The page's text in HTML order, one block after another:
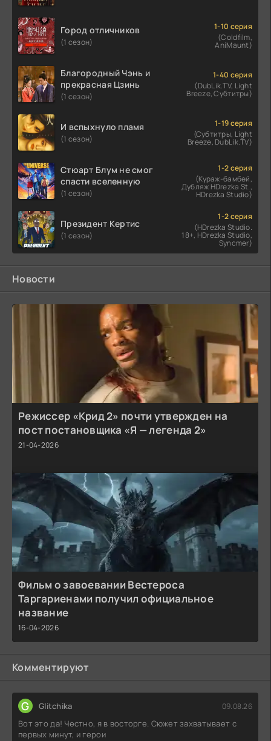
Город отличников
(1 сезон)
1-10 серия
(Coldfilm,
AniMaunt)
Благородный Чэнь и
прекрасная Цзинь
(1 сезон)
1-40 серия
(DubLik.TV, Light
Breeze, Субтитры)
И вспыхнуло пламя
(1 сезон)
1-19 серия
(Субтитры, Light
Breeze, DubLik.TV)
Стюарт Блум не смог
спасти вселенную
(1 сезон)
1-2 серия
(Кураж-бамбей,
Дубляж HDrezka St.,
HDrezka Studio)
Президент Кертис
(1 сезон)
1-2 серия
(HDrezka Studio.
18+, HDrezka Studio,
Syncmer)
Новости
Режиссер «Крид 2» почти утвержден на
пост постановщика «Я — легенда 2»
21-04-2026
Фильм о завоевании Вестероса
Таргариенами получил официальное
название
16-04-2026
Комментируют
G Glitchika 09.08.26
Вот это да! Честно, я в восторге. Сюжет захватывает с
первых минут, и герои